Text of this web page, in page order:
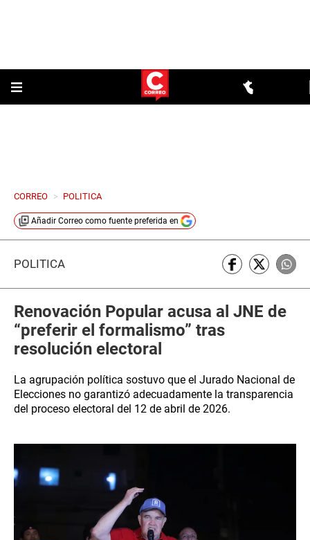
CORREO > POLITICA
Añadir Correo como fuente preferida en
POLÍTICA
Renovación Popular acusa al JNE de
“preferir el formalismo” tras
resolución electoral
La agrupación política sostuvo que el Jurado Nacional de
Elecciones no garantizó adecuadamente la transparencia
del proceso electoral del 12 de abril de 2026.